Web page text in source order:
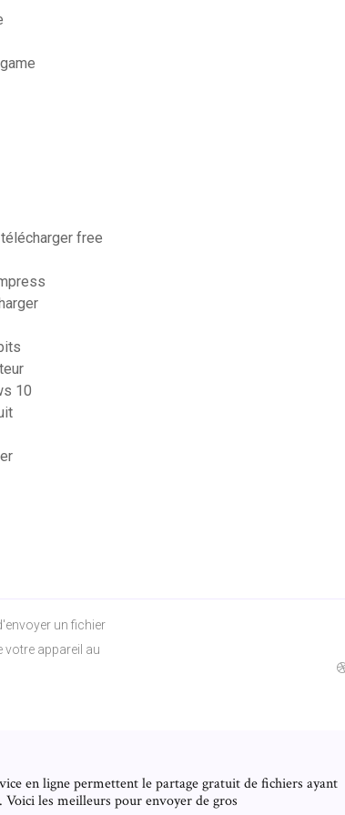
free
10
un fichier
votre appareil au
en ligne permettent le partage gratuit de fichiers ayant
les meilleurs pour envoyer de gros